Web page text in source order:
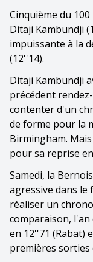
Cinquième du
Ditaji Kambundji
impuissante à la
(12''14).
Ditaji Kambundji
précédent
contenter d'un
de forme pour la
Birmingham.
pour sa reprise
Samedi, la
agressive dans le
réaliser un
comparaison,
en 12''71 (Rabat)
premières sorties